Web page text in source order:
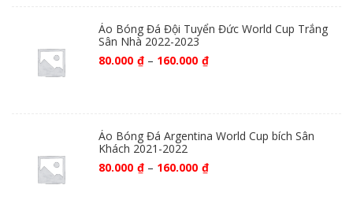
Áo Bóng Đá Đội Tuyển Đức World Cup Trắng
Sân Nhà 2022-2023
80.000 ₫ – 160.000 ₫
Áo Bóng Đá Argentina World Cup bích Sân
Khách 2021-2022
80.000 ₫ – 160.000 ₫